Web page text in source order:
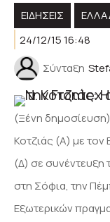
ΕΙΔΗΣΕΙΣ
24/12/15 16:48
Σύνταξη
(Ξένη
Κοτζιάς (Α) με
(Δ) σε συνέντευξη
στη Σόφια, την
Εξωτερικών